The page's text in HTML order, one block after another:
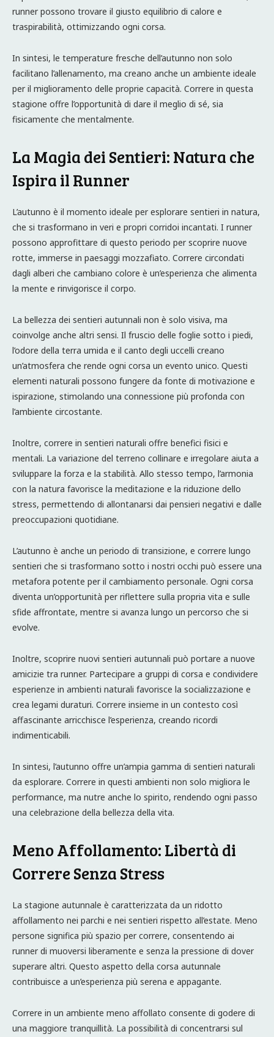
runner possono trovare il giusto equilibrio di calore e
traspirabilità, ottimizzando ogni corsa.
In sintesi, le temperature fresche dell’autunno non solo
facilitano l’allenamento, ma creano anche un ambiente ideale
per il miglioramento delle proprie capacità. Correre in questa
stagione offre l’opportunità di dare il meglio di sé, sia
fisicamente che mentalmente.
La Magia dei Sentieri: Natura che
Ispira il Runner
L’autunno è il momento ideale per esplorare sentieri in natura,
che si trasformano in veri e propri corridoi incantati. I runner
possono approfittare di questo periodo per scoprire nuove
rotte, immerse in paesaggi mozzafiato. Correre circondati
dagli alberi che cambiano colore è un’esperienza che alimenta
la mente e rinvigorisce il corpo.
La bellezza dei sentieri autunnali non è solo visiva, ma
coinvolge anche altri sensi. Il fruscio delle foglie sotto i piedi,
l’odore della terra umida e il canto degli uccelli creano
un’atmosfera che rende ogni corsa un evento unico. Questi
elementi naturali possono fungere da fonte di motivazione e
ispirazione, stimolando una connessione più profonda con
l’ambiente circostante.
Inoltre, correre in sentieri naturali offre benefici fisici e
mentali. La variazione del terreno collinare e irregolare aiuta a
sviluppare la forza e la stabilità. Allo stesso tempo, l’armonia
con la natura favorisce la meditazione e la riduzione dello
stress, permettendo di allontanarsi dai pensieri negativi e dalle
preoccupazioni quotidiane.
L’autunno è anche un periodo di transizione, e correre lungo
sentieri che si trasformano sotto i nostri occhi può essere una
metafora potente per il cambiamento personale. Ogni corsa
diventa un’opportunità per riflettere sulla propria vita e sulle
sfide affrontate, mentre si avanza lungo un percorso che si
evolve.
Inoltre, scoprire nuovi sentieri autunnali può portare a nuove
amicizie tra runner. Partecipare a gruppi di corsa e condividere
esperienze in ambienti naturali favorisce la socializzazione e
crea legami duraturi. Correre insieme in un contesto così
affascinante arricchisce l’esperienza, creando ricordi
indimenticabili.
In sintesi, l’autunno offre un’ampia gamma di sentieri naturali
da esplorare. Correre in questi ambienti non solo migliora le
performance, ma nutre anche lo spirito, rendendo ogni passo
una celebrazione della bellezza della vita.
Meno Affollamento: Libertà di
Correre Senza Stress
La stagione autunnale è caratterizzata da un ridotto
affollamento nei parchi e nei sentieri rispetto all’estate. Meno
persone significa più spazio per correre, consentendo ai
runner di muoversi liberamente e senza la pressione di dover
superare altri. Questo aspetto della corsa autunnale
contribuisce a un’esperienza più serena e appagante.
Correre in un ambiente meno affollato consente di godere di
una maggiore tranquillità. La possibilità di concentrarsi sul